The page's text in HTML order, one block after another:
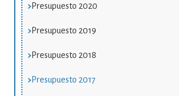
Presupuesto 2020
Presupuesto 2019
Presupuesto 2018
Presupuesto 2017